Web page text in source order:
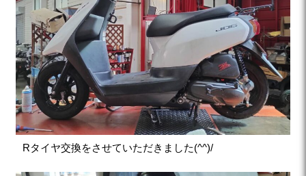
Rタイヤ交換をさせていただきました(^^)/